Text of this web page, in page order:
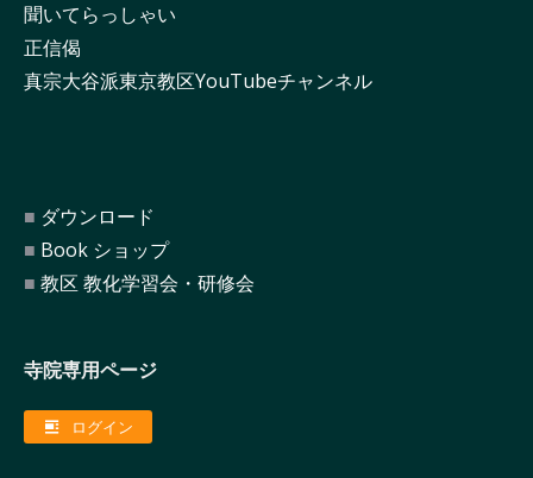
聞いてらっしゃい
正信偈
真宗大谷派東京教区YouTubeチャンネル
ダウンロード
Book ショップ
教区 教化学習会・研修会
寺院専用ページ
ログイン